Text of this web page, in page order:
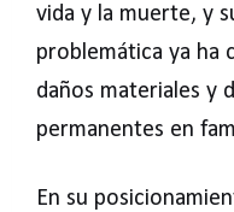
vida y la muerte, y
problemática ya ha
daños materiales y
permanentes en
En su